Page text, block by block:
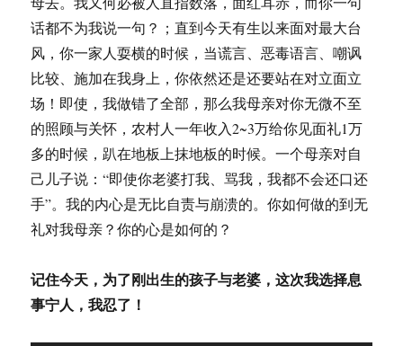
话都不为我说一句？；直到今天有生以来面对最大台
风，你一家人耍横的时候，当谎言、恶毒语言、嘲讽
比较、施加在我身上，你依然还是还要站在对立面立
场！即使，我做错了全部，那么我母亲对你无微不至
的照顾与关怀，农村人一年收入2~3万给你见面礼1万
多的时候，趴在地板上抹地板的时候。一个母亲对自
己儿子说：“即使你老婆打我、骂我，我都不会还口还
手”。我的内心是无比自责与崩溃的。你如何做的到无
礼对我母亲？你的心是如何的？
记住今天，为了刚出生的孩子与老婆，这次我选择息
事宁人，我忍了！